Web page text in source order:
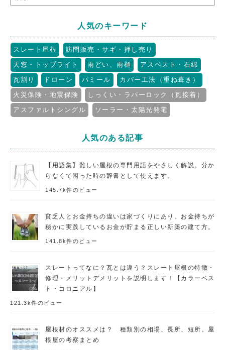
人気のキーワード
スレート屋根
訪問販売・サギ・押し売り
天窓・トップライト
雨どい、雨樋
アスベスト・石綿
瓦割り
ドローン パミール
カバー工法（重ね葺き）
火災保険・地震保険
しっくい・ラバーロック（瓦接着）
アスファルトシングル
ソーラー・太陽光発電
人気のある記事
【用語集】難しい屋根の専門用語をやさしく解説。分か
らなくて困った時の辞書として使えます。
145.7k件のビュー
貧乏人とお金持ちの違いは家づくりにあり。お金持ちが
秘かに実践しているお金が貯まる正しい新築の建て方。
141.8k件のビュー
スレートってなに？瓦とは違う？スレート屋根の特徴・
修理・メリットデメリットを説明します！【カラーベス
ト・コロニアル】
121.3k件のビュー
屋根材のオススメは？ 種類別の相場、長所、短所。屋
根屋の考察まとめ